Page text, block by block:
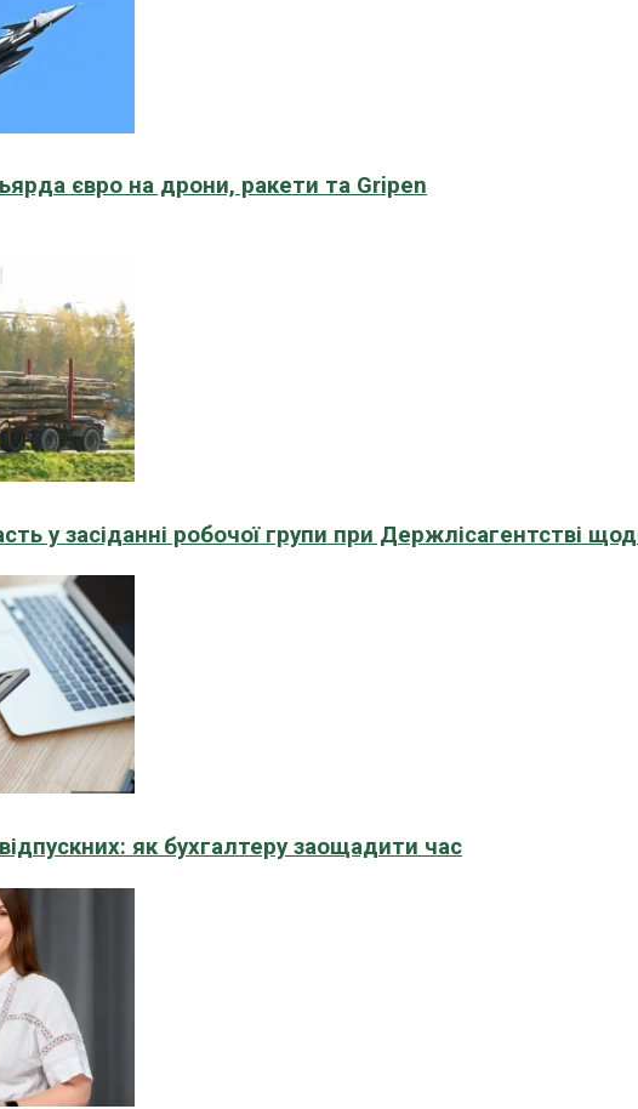
євро на дрони, ракети та Gripen
у засіданні робочої групи при Держлісагентстві
як бухгалтеру заощадити час